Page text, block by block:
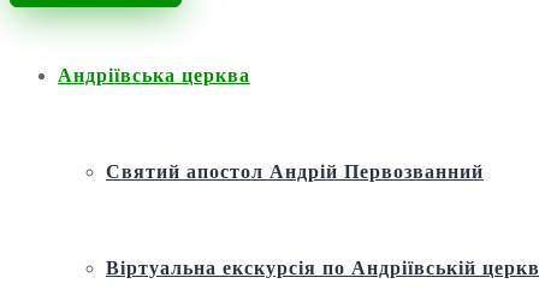
Андріївська церква
Святий апостол Андрій Первозванний
Віртуальна екскурсія по Андріївській